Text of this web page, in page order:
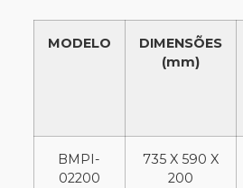
MODELO
DIMENSÕES
(mm)
BMPI-
02200
735 X 590 X
200